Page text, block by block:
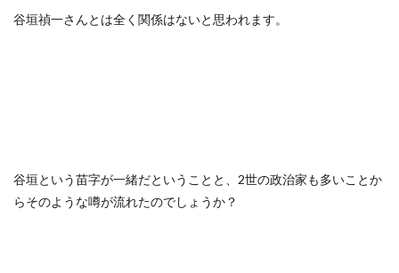
谷垣禎一さんとは全く関係はないと思われます。
谷垣という苗字が一緒だということと、2世の政治家も多いことか
らそのような噂が流れたのでしょうか？